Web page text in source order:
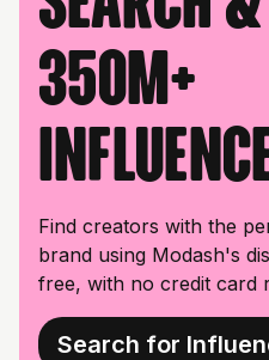
350M+
Find creators with the
brand using Modash's
free, with no credit card
Search for